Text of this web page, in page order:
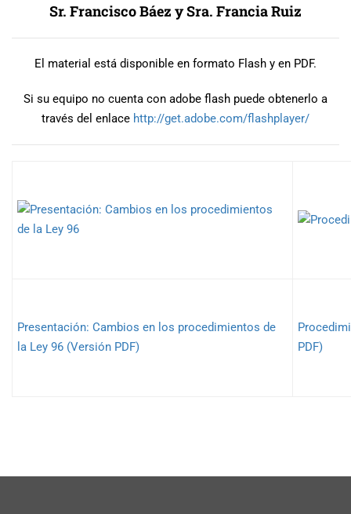
Sr. Francisco Báez y Sra. Francia Ruiz
El material está disponible en formato Flash y en PDF.
Si su equipo no cuenta con adobe flash puede obtenerlo a
través del enlace http://get.adobe.com/flashplayer/
Presentación: Cambios en los procedimientos de
la Ley 96 (Versión PDF)
PDF)